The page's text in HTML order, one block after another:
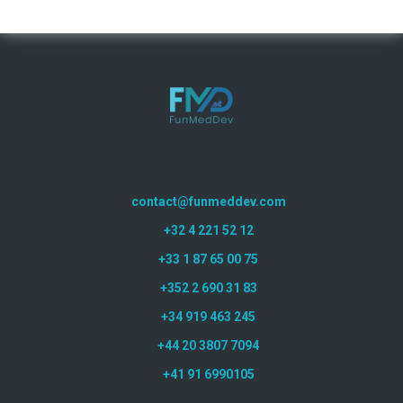
contact@funmeddev.com
+32 4 221 52 12
+33 1 87 65 00 75
+352 2 690 31 83
+34 919 463 245
+44 20 3807 7094
+41 91 6990105